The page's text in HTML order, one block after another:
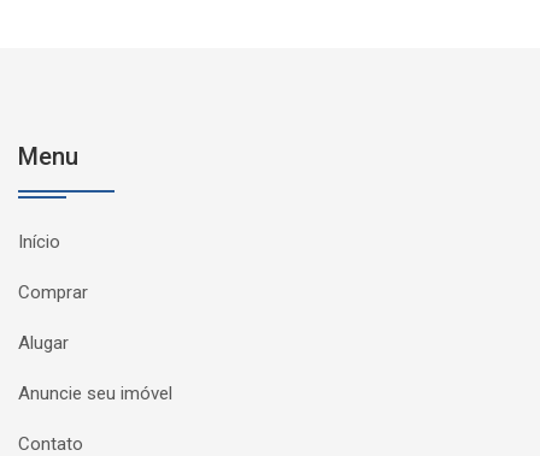
Menu
Início
Comprar
Alugar
Anuncie seu imóvel
Contato